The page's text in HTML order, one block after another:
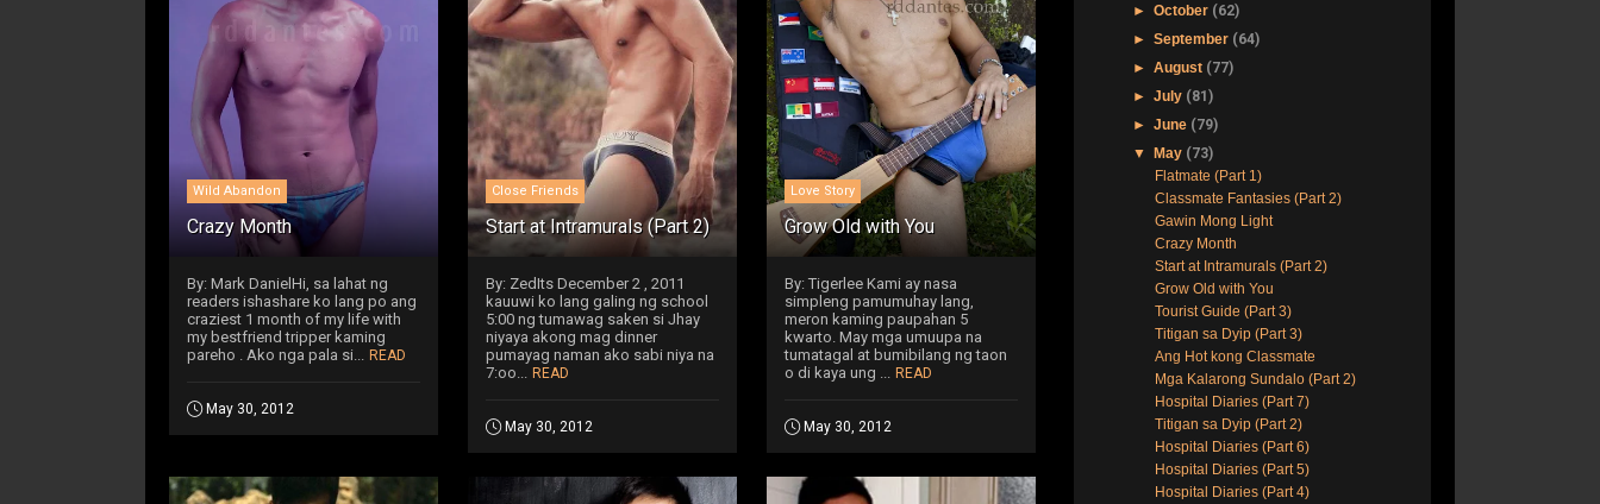
Wild Abandon
Crazy Month
By: Mark DanielHi, sa lahat ng
readers ishashare ko lang po ang
craziest 1 month of my life with
my bestfriend tripper kaming
pareho . Ako nga pala si... READ
May 30, 2012
Close Friends
Start at Intramurals (Part 2)
By: ZedIts December 2 , 2011
kauuwi ko lang galing ng school
5:00 ng tumawag saken si Jhay
niyaya akong mag dinner
pumayag naman ako sabi niya na
7:oo... READ
May 30, 2012
Love Story
Grow Old with You
By: Tigerlee Kami ay nasa
simpleng pamumuhay lang,
meron kaming paupahan 5
kwarto. May mga umuupa na
tumatagal at bumibilang ng taon
o di kaya ung ... READ
May 30, 2012
► October (62)
► September (64)
► August (77)
► July (81)
► June (79)
▼ May (73)
Flatmate (Part 1)
Classmate Fantasies (Part 2)
Gawin Mong Light
Crazy Month
Start at Intramurals (Part 2)
Grow Old with You
Tourist Guide (Part 3)
Titigan sa Dyip (Part 3)
Ang Hot kong Classmate
Mga Kalarong Sundalo (Part 2)
Hospital Diaries (Part 7)
Titigan sa Dyip (Part 2)
Hospital Diaries (Part 6)
Hospital Diaries (Part 5)
Hospital Diaries (Part 4)